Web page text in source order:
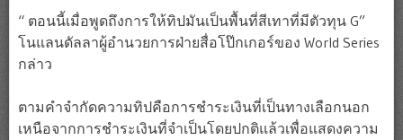
“ ตอนนี้เมื่อพูดถึงการให้ทิปมันเป็นพื้นที่สีเทาที่มีตัวทุน G”
โนแลนดัลลาผู้อำนวยการฝ่ายสื่อโป๊กเกอร์ของ World Series
กล่าว
ตามคำจำกัดความทิปคือการชำระเงินที่เป็นทางเลือกนอก
เหนือจากการชำระเงินที่จำเป็นโดยปกติแล้วเพื่อแสดงความ